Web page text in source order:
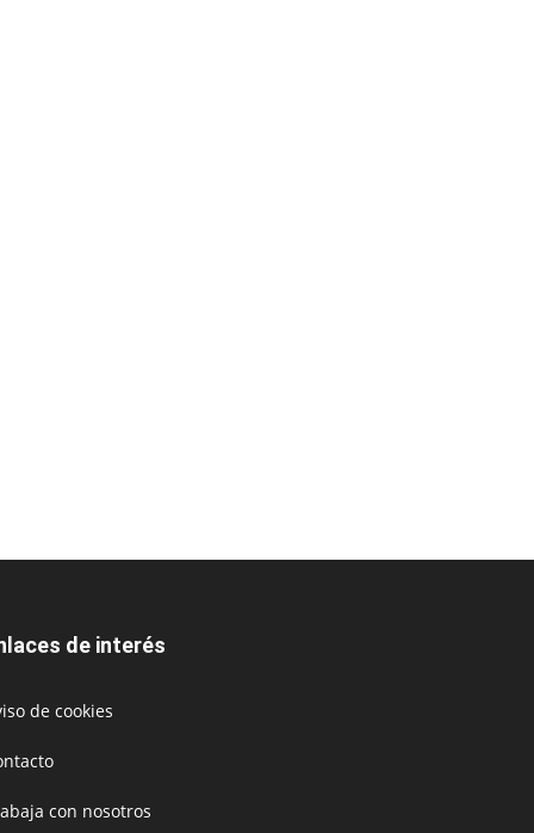
de interés
de cookies
con nosotros